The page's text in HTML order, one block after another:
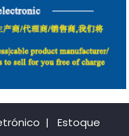
|
Estoque